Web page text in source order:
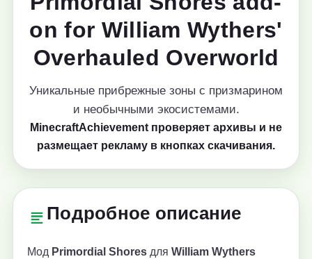
on for William Wythers'
Overhauled Overworld
Уникальные прибрежные зоны с призмарином
и необычными экосистемами.
MinecraftAchievement проверяет архивы и не
размещает рекламу в кнопках скачивания.
Подробное описание
Мод Primordial Shores для William Wythers